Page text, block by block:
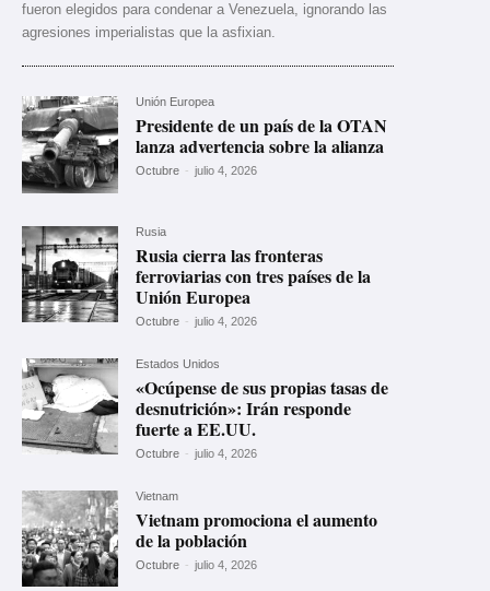
fueron elegidos para condenar a Venezuela, ignorando las
agresiones imperialistas que la asfixian.
Unión Europea
Presidente de un país de la OTAN
lanza advertencia sobre la alianza
Octubre - julio 4, 2026
Rusia
Rusia cierra las fronteras
ferroviarias con tres países de la
Unión Europea
Octubre - julio 4, 2026
Estados Unidos
«Ocúpense de sus propias tasas de
desnutrición»: Irán responde
fuerte a EE.UU.
Octubre - julio 4, 2026
Vietnam
Vietnam promociona el aumento
de la población
Octubre - julio 4, 2026